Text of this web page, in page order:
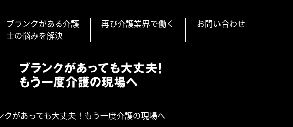
ブランクがある介護
士の悩みを解決
再び介護業界で働く お問い合わせ
があっても大丈夫！もう一度介護の現場へ